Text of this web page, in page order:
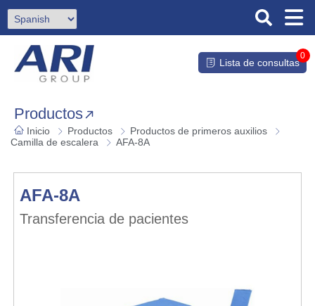
Lista de consultas
0
Productos
Inicio Productos
Productos de primeros auxilios
Camilla de escalera
AFA-8A
AFA-8A
Transferencia de pacientes